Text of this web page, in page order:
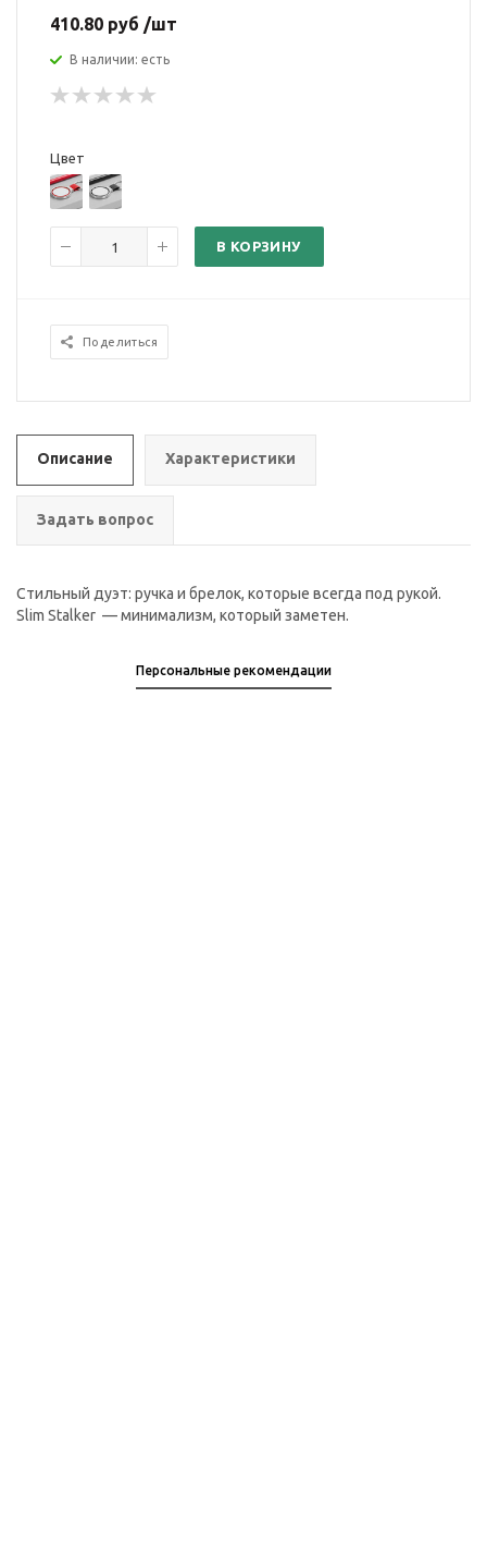
410.80 руб /шт
В наличии: есть
Цвет
В КОРЗИНУ
Поделиться
Описание Характеристики
Задать вопрос
Стильный дуэт: ручка и брелок, которые всегда под рукой.
Slim Stalker — минимализм, который заметен.
Персональные рекомендации